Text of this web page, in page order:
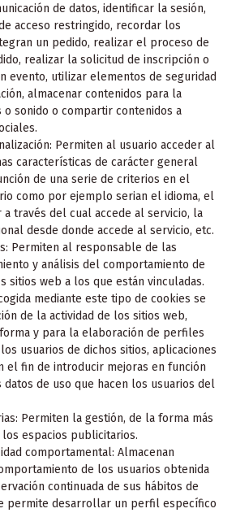
de datos, identificar la sesión,
acceso restringido, recordar los
un pedido, realizar el proceso de
realizar la solicitud de inscripción o
evento, utilizar elementos de seguridad
almacenar contenidos para la
o sonido o compartir contenidos a
Permiten al usuario acceder al
características de carácter general
de una serie de criterios en el
como por ejemplo serian el idioma, el
a través del cual accede al servicio, la
desde donde accede al servicio, etc.
Permiten al responsable de las
y análisis del comportamiento de
sitios web a los que están vinculadas.
mediante este tipo de cookies se
de la actividad de los sitios web,
y para la elaboración de perfiles
usuarios de dichos sitios, aplicaciones
el fin de introducir mejoras en función
de uso que hacen los usuarios del
Permiten la gestión, de la forma más
espacios publicitarios.
comportamental: Almacenan
de los usuarios obtenida
continuada de sus hábitos de
permite desarrollar un perfil específico